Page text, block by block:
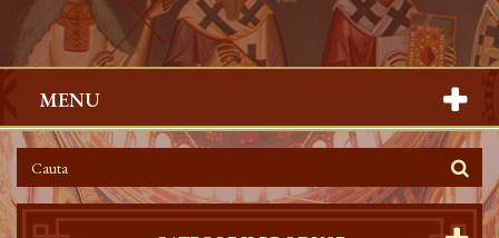
MENU